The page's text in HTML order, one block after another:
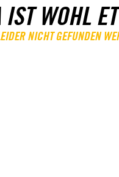
WOHL
NICHT GEFUNDEN